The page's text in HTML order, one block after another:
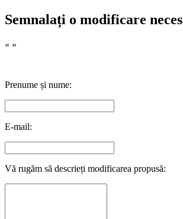
Semnalați o modificare
« »
Prenume și nume:
E-mail:
Vă rugăm să descrieți modificarea propusă: